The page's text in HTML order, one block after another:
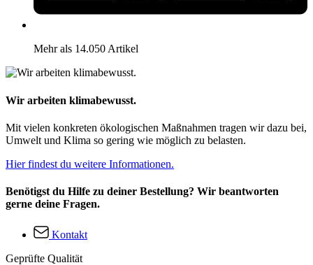
Mehr als 14.050 Artikel
Wir arbeiten klimabewusst.
Mit vielen konkreten ökologischen Maßnahmen tragen wir dazu bei,
Umwelt und Klima so gering wie möglich zu belasten.
Hier findest du weitere Informationen.
Benötigst du Hilfe zu deiner Bestellung? Wir beantworten
gerne deine Fragen.
Kontakt
Geprüfte Qualität